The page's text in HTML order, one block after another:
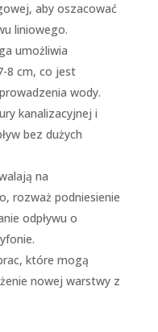
aby oszacować
liniowego.
umożliwia
8 cm, co jest
wody.
kanalizacyjnej i
bez dużych
na
rozważ podniesienie
odpływu o
które mogą
nowej warstwy z